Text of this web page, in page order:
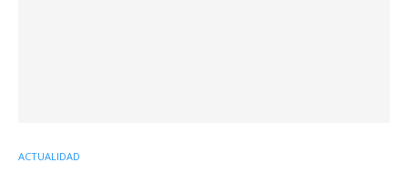
ACTUALIDAD